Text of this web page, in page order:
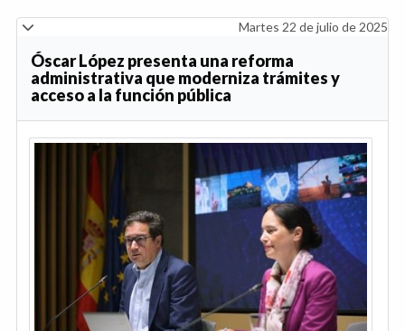
Martes 22 de julio de 2025
Óscar López presenta una reforma
administrativa que moderniza trámites y
acceso a la función pública